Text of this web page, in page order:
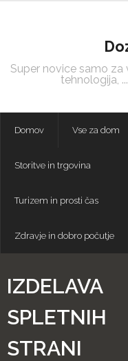
Super novice samo za
tehnologija,
Domov Vse za dom
Storitve in trgovina
Turizem in prosti čas
Zdravje in dobro počutje
IZDELAVA
SPLETNIH
STRANI